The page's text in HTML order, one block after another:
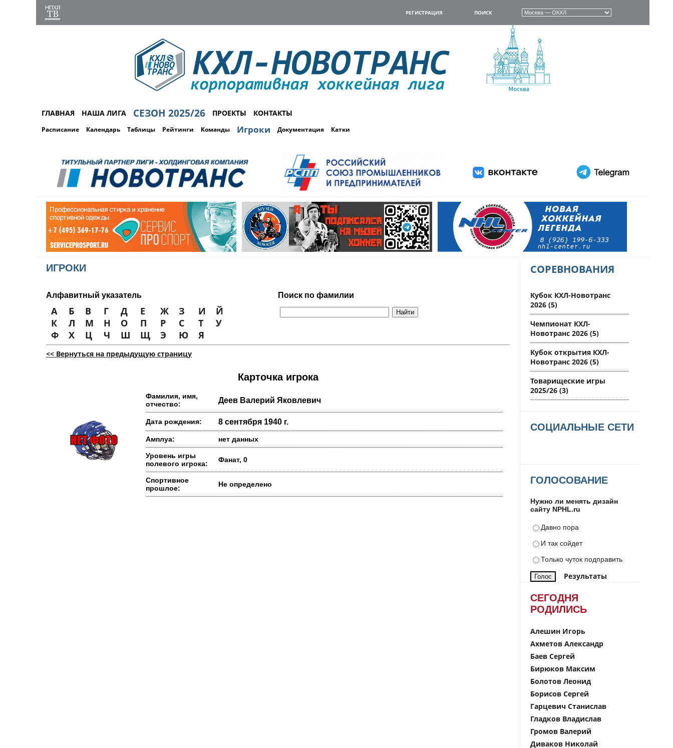
РЕГИСТРАЦИЯ ПОИСК
ГЛАВНАЯ НАША ЛИГА СЕЗОН 2025/26 ПРОЕКТЫ КОНТАКТЫ
Расписание Календарь Таблицы Рейтинги Команды Игроки Документация Катки
ИГРОКИ
Алфавитный указатель Поиск по фамилии
А Б В Г Д Е Ж З И
Й
К
Л М Н О П Р С Т
У
Ф
Х Ц Ч Ш Щ Э Ю Я
<< Вернуться на предыдущую страницу
Карточка игрока
Фамилия, имя,
отчество:
Деев Валерий Яковлевич
Дата рождения: 8 сентября 1940 г.
Амплуа: нет данных
Уровень игры
полевого игрока:
Фанат, 0
Спортивное
прошлое:
Не определено
СОРЕВНОВАНИЯ
Кубок КХЛ-Новотранс
2026 (5)
Чемпионат КХЛ-
Новотранс 2026 (5)
Кубок открытия КХЛ-
Новотранс 2026 (5)
Товарищеские игры
2025/26 (3)
СОЦИАЛЬНЫЕ СЕТИ
ГОЛОСОВАНИЕ
Нужно ли менять дизайн
сайту NPHL.ru
Давно пора
И так сойдет
Только чуток подправить
Результаты
СЕГОДНЯ
РОДИЛИСЬ
Алешин Игорь
Ахметов Александр
Баев Сергей
Бирюков Максим
Болотов Леонид
Борисов Сергей
Гарцевич Станислав
Гладков Владислав
Громов Валерий
Диваков Николай